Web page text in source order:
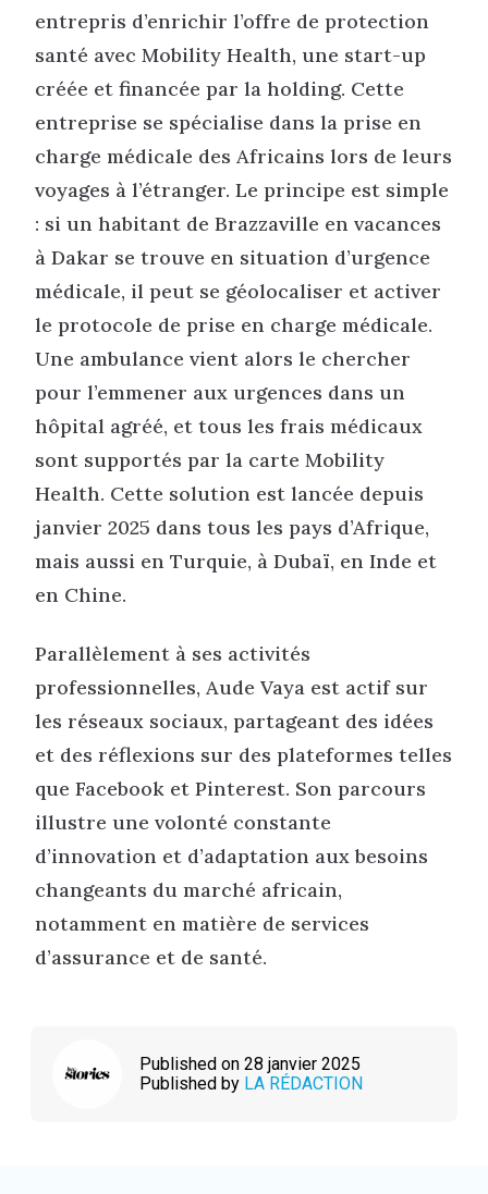
entrepris d’enrichir l’offre de protection
santé avec Mobility Health, une start-up
créée et financée par la holding. Cette
entreprise se spécialise dans la prise en
charge médicale des Africains lors de leurs
voyages à l’étranger. Le principe est simple
: si un habitant de Brazzaville en vacances
à Dakar se trouve en situation d’urgence
médicale, il peut se géolocaliser et activer
le protocole de prise en charge médicale.
Une ambulance vient alors le chercher
pour l’emmener aux urgences dans un
hôpital agréé, et tous les frais médicaux
sont supportés par la carte Mobility
Health. Cette solution est lancée depuis
janvier 2025 dans tous les pays d’Afrique,
mais aussi en Turquie, à Dubaï, en Inde et
en Chine.
Parallèlement à ses activités
professionnelles, Aude Vaya est actif sur
les réseaux sociaux, partageant des idées
et des réflexions sur des plateformes telles
que Facebook et Pinterest. Son parcours
illustre une volonté constante
d’innovation et d’adaptation aux besoins
changeants du marché africain,
notamment en matière de services
d’assurance et de santé.
Published on 28 janvier 2025
Published by LA RÉDACTION